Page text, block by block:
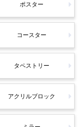
ポスター
コースター
タペストリー
アクリルブロック